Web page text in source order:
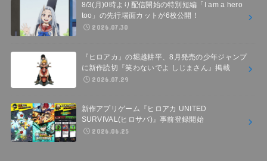
8/3(月)0時より配信開始の特別短編「I am a hero
too」の先行場面カットが6枚公開！
2026.07.30
『ヒロアカ』の堀越耕平、8月発売の少年ジャンプ
に新作読切『笑わないでよ しじまさん』掲載
2026.07.29
新作アプリゲーム『ヒロアカ UNITED
SURVIVAL(ヒロサバ)』事前登録開始
2026.06.25